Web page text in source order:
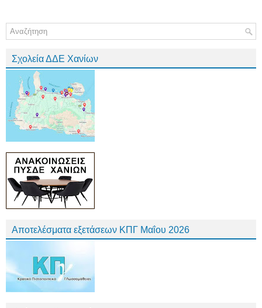
Σχολεία ΔΔΕ Χανίων
Αποτελέσματα εξετάσεων ΚΠΓ Μαΐου 2026